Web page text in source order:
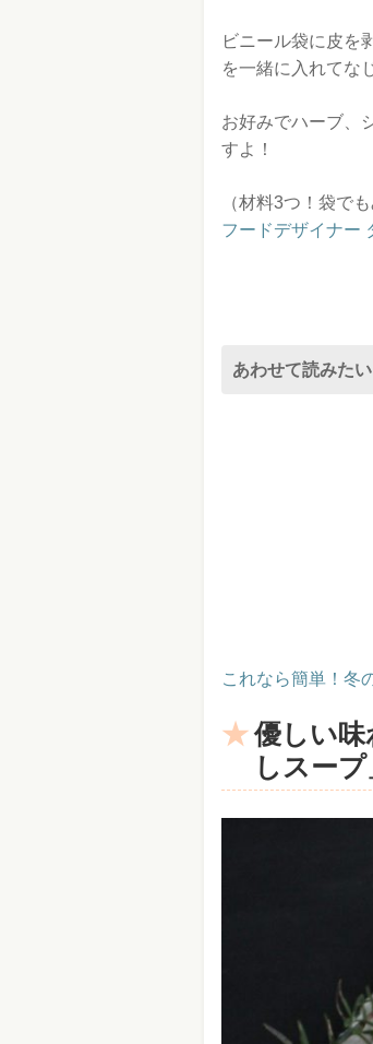
ビニール袋に皮を
を一緒に入れてな
お好みでハーブ、
すよ！
（材料3つ！袋で
フードデザイナー
あわせて読みたい
これなら簡単！冬
優しい
しスープ